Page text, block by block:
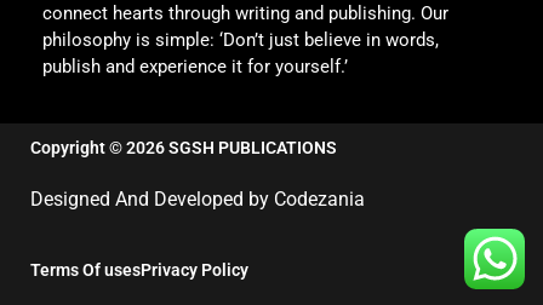
connect hearts through writing and publishing. Our
philosophy is simple: ‘Don’t just believe in words,
publish and experience it for yourself.’
Copyright © 2026 SGSH PUBLICATIONS
Designed And Developed by Codezania
Terms Of usesPrivacy Policy